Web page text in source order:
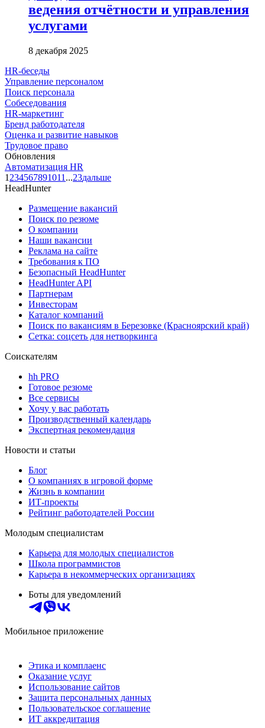
ведения отчётности и управления
услугами
8 декабря 2025
HR-беседы
Управление персоналом
Поиск персонала
Собеседования
HR-маркетинг
Бренд работодателя
Оценка и развитие навыков
Трудовое право
Обновления
Автоматизация HR
1 234567891011 ...23дальше
HeadHunter
Размещение вакансий
Поиск по резюме
О компании
Наши вакансии
Реклама на сайте
Требования к ПО
Безопасный HeadHunter
HeadHunter API
Партнерам
Инвесторам
Каталог компаний
Поиск по вакансиям в Березовке (Красноярский край)
Сетка: соцсеть для нетворкинга
Соискателям
hh PRO
Готовое резюме
Все сервисы
Хочу у вас работать
Производственный календарь
Экспертная рекомендация
Новости и статьи
Блог
О компаниях в игровой форме
Жизнь в компании
ИТ-проекты
Рейтинг работодателей России
Молодым специалистам
Карьера для молодых специалистов
Школа программистов
Карьера в некоммерческих организациях
Боты для уведомлений
Мобильное приложение
Этика и комплаенс
Оказание услуг
Использование сайтов
Защита персональных данных
Пользовательское соглашение
ИТ аккредитация